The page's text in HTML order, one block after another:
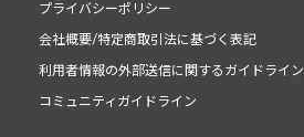
プライバシーポリシー
会社概要/特定商取引法に基づく表記
利用者情報の外部送信に関するガイドライン
コミュニティガイドライン